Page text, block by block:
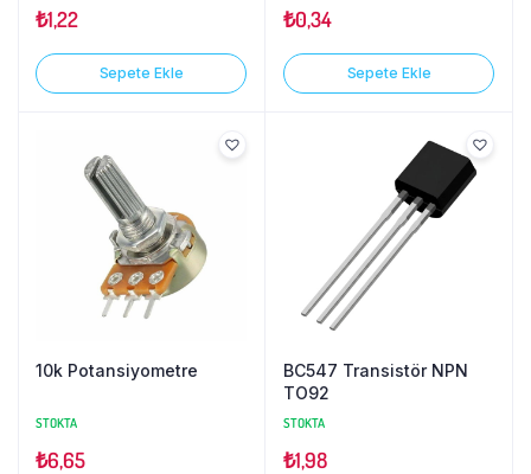
₺1,22
Sepete Ekle
₺0,34
Sepete Ekle
10k Potansiyometre
STOKTA
₺6,65
BC547 Transistör NPN
TO92
STOKTA
₺1,98